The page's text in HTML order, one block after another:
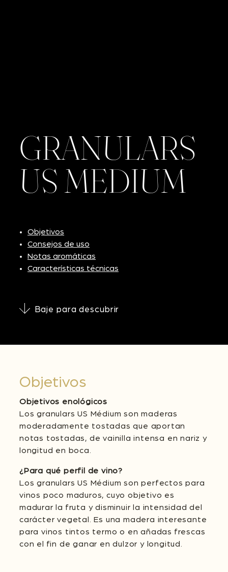
GRANULARS
US MEDIUM
Objetivos
Consejos de uso
Notas aromáticas
Características técnicas
Baje para descubrir
Objetivos
Objetivos enológicos
Los granulars US Médium son maderas
moderadamente tostadas que aportan
notas tostadas, de vainilla intensa en nariz y
longitud en boca.
¿Para qué perfil de vino?
Los granulars US Médium son perfectos para
vinos poco maduros, cuyo objetivo es
madurar la fruta y disminuir la intensidad del
carácter vegetal. Es una madera interesante
para vinos tintos termo o en añadas frescas
con el fin de ganar en dulzor y longitud.